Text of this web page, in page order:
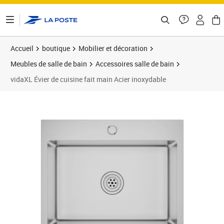
Accueil boutique
Mobilier et décoration
Meubles de salle de bain
Accessoires salle de bain
vidaXL Évier de cuisine fait main Acier inoxydable